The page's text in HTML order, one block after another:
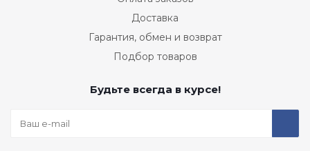
Доставка
Гарантия, обмен и возврат
Подбор товаров
Будьте всегда в курсе!